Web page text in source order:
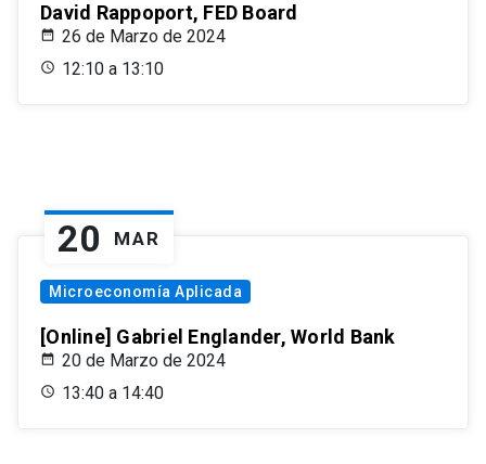
David Rappoport, FED Board
26 de Marzo de 2024
12:10 a 13:10
20 MAR
Microeconomía Aplicada
[Online] Gabriel Englander, World Bank
20 de Marzo de 2024
13:40 a 14:40